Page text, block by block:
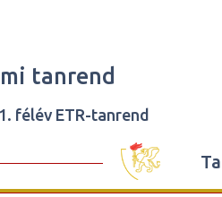
tanrend
félév ETR-tanrend